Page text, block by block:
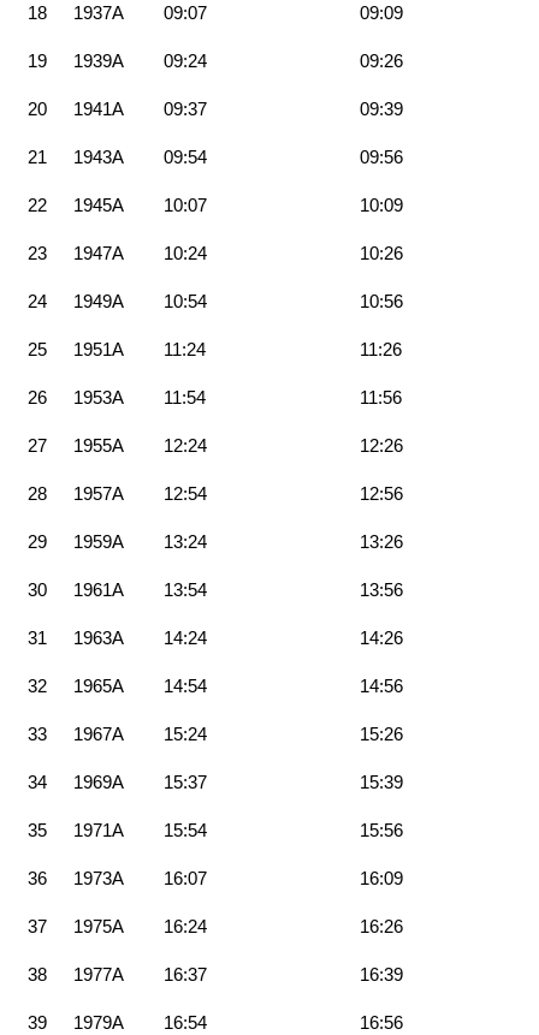
18 1937A 09:07 09:09
19 1939A 09:24 09:26
20 1941A 09:37 09:39
21 1943A 09:54 09:56
22 1945A 10:07 10:09
23 1947A 10:24 10:26
24 1949A 10:54 10:56
25 1951A 11:24 11:26
26 1953A 11:54 11:56
27 1955A 12:24 12:26
28 1957A 12:54 12:56
29 1959A 13:24 13:26
30 1961A 13:54 13:56
31 1963A 14:24 14:26
32 1965A 14:54 14:56
33 1967A 15:24 15:26
34 1969A 15:37 15:39
35 1971A 15:54 15:56
36 1973A 16:07 16:09
37 1975A 16:24 16:26
38 1977A 16:37 16:39
39 1979A 16:54 16:56